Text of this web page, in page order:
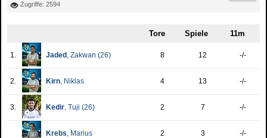
Zugriffe: 2594